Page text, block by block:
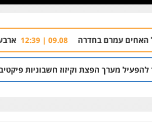
09.08 | 12:39 ארבעה חשודים
וקיזוז חשבוניות פיקטיביות 06.08 | 09:59